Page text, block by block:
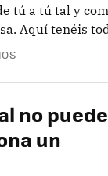
tú a tú tal y
Aquí tenéis
no puede
un